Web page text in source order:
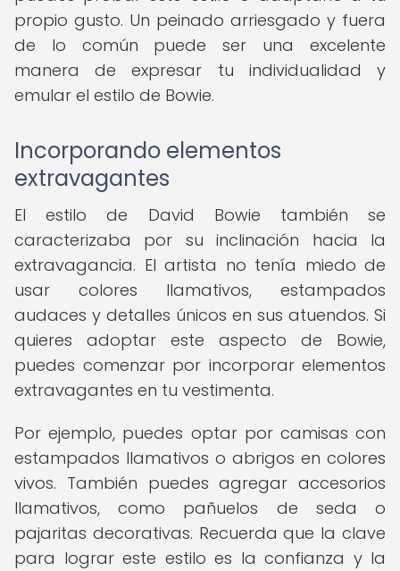
propio gusto. Un peinado arriesgado y fuera
de lo común puede ser una excelente
manera de expresar tu individualidad y
emular el estilo de Bowie.
Incorporando elementos
extravagantes
El estilo de David Bowie también se
caracterizaba por su inclinación hacia la
extravagancia. El artista no tenía miedo de
usar colores llamativos, estampados
audaces y detalles únicos en sus atuendos. Si
quieres adoptar este aspecto de Bowie,
puedes comenzar por incorporar elementos
extravagantes en tu vestimenta.
Por ejemplo, puedes optar por camisas con
estampados llamativos o abrigos en colores
vivos. También puedes agregar accesorios
llamativos, como pañuelos de seda o
pajaritas decorativas. Recuerda que la clave
para lograr este estilo es la confianza y la